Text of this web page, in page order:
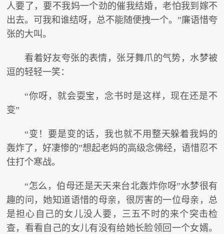
人要了，要不我妈一个劲的催我结婚，老怕我到嫁不
出去。可我和谁结呀，总不能随便拽一个。”廉语惜夸
张的大叫。
看着好友夸张的表情，张牙舞爪的气势，水梦被
逗的轻轻一笑：
“你呀，就会耍宝，念书时是这样，现在还是不
变”
“变！要是变的话，我也就不用整天躲着我妈的
轰炸了，好凄惨的”想起老妈的高级念佛经，语惜忍不
住打个寒战。
“怎么，伯母还是天天来台北轰炸你呀”水梦很有
趣的问，她知道语惜的母亲，很厉害的一位母亲，总
是担心自己的女儿没人要，三五不时的来个突击检
查，看看自己的女儿有没有给她长脸领回一个女婿。